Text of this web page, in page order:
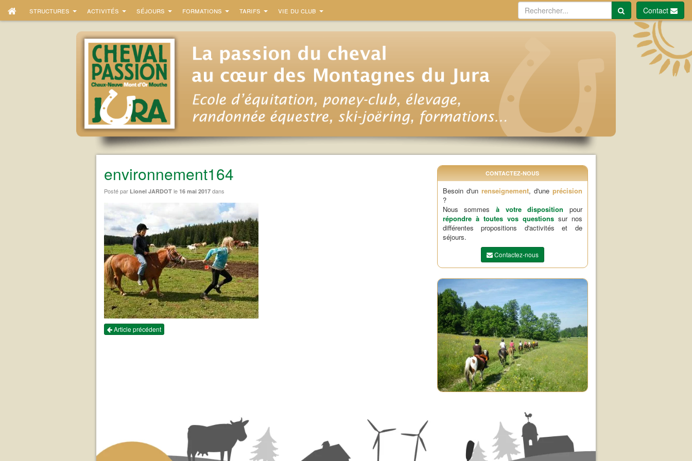
structures activités séjours formations tarifs vie du club Contact
environnement164
Posté par Lionel JARDOT le 16 mai 2017 dans
Article précédent
CONTACTEZ-NOUS
Besoin d'un renseignement, d'une précision
?
Nous sommes à votre disposition pour
répondre à toutes vos questionssur nos
différentes propositions d'activités et de
séjours.
Contactez-nous